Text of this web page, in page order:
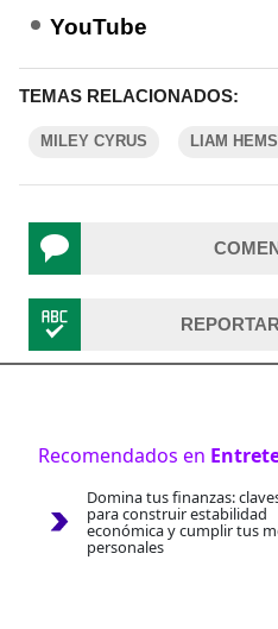
YouTube
TEMAS RELACIONADOS:
MILEY CYRUS LIAM
Recomendados en
Domina tus finanzas:
para construir estabilidad
económica y cumplir tus
personales